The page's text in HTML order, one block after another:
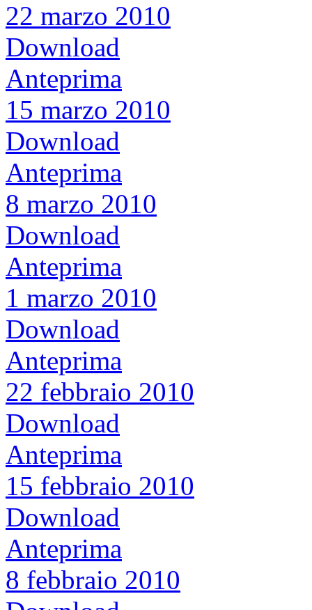
22 marzo 2010
Download
Anteprima
15 marzo 2010
Download
Anteprima
8 marzo 2010
Download
Anteprima
1 marzo 2010
Download
Anteprima
22 febbraio 2010
Download
Anteprima
15 febbraio 2010
Download
Anteprima
8 febbraio 2010